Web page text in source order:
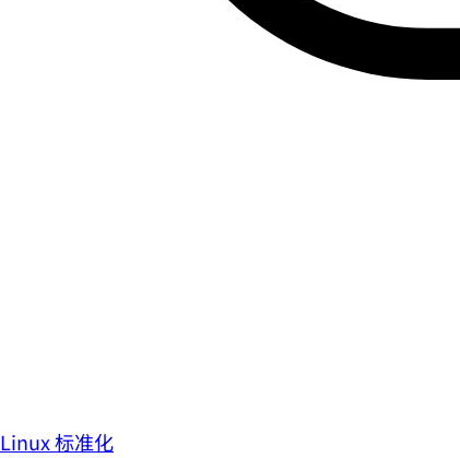
Linux 标准化